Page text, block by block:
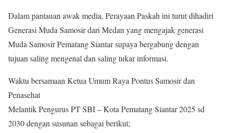
Dalam pantauan awak media, Perayaan Paskah ini turut dihadiri
Generasi Muda Samosir dari Medan yang mengajak generasi
Muda Samosir Pematang Siantar supaya bergabung dengan
tujuan saling mengenal dan saling tukar informasi.
Waktu bersamaan Ketua Umum Raya Pontus Samosir dan
Penasehat
Melantik Pengurus PT SBI – Kota Pematang Siantar 2025 sd
2030 dengan susunan sebagai berikut;